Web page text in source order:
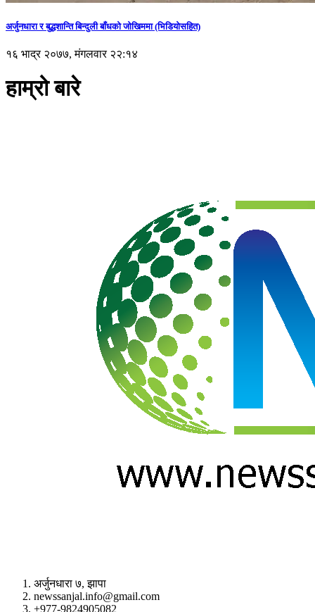
अर्जुनधारा र बुद्धशान्ति बिन्दुली बाँधको जोखिममा (भिडियाेसहित)
१६ भाद्र २०७७, मंगलवार २२:१४
हाम्रो बारे
अर्जुनधारा ७, झापा
newssanjal.info@gmail.com
+977-9824905082